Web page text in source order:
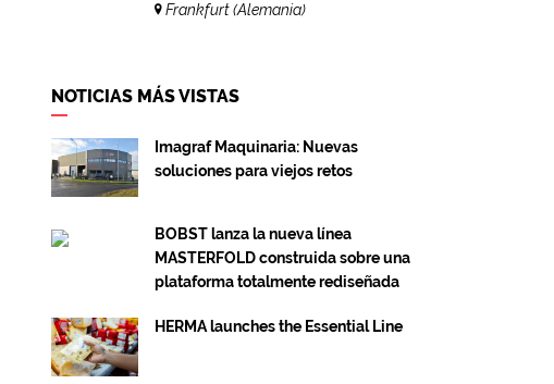
Frankfurt (Alemania)
NOTICIAS MÁS VISTAS
Imagraf Maquinaria: Nuevas
soluciones para viejos retos
BOBST lanza la nueva línea
MASTERFOLD construida sobre una
plataforma totalmente rediseñada
HERMA launches the Essential Line